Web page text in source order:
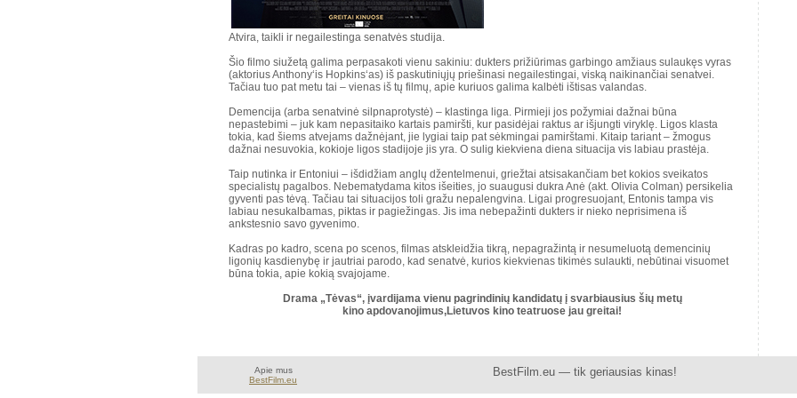
Atvira, taikli ir negailestinga senatvės studija.
Šio filmo siužetą galima perpasakoti vienu sakiniu: dukters prižiūrimas garbingo amžiaus sulaukęs vyras
(aktorius Anthony‘is Hopkins‘as) iš paskutiniųjų priešinasi negailestingai, viską naikinančiai senatvei.
Tačiau tuo pat metu tai – vienas iš tų filmų, apie kuriuos galima kalbėti ištisas valandas.
Demencija (arba senatvinė silpnaprotystė) – klastinga liga. Pirmieji jos požymiai dažnai būna
nepastebimi – juk kam nepasitaiko kartais pamiršti, kur pasidėjai raktus ar išjungti viryklę. Ligos klasta
tokia, kad šiems atvejams dažnėjant, jie lygiai taip pat sėkmingai pamirštami. Kitaip tariant – žmogus
dažnai nesuvokia, kokioje ligos stadijoje jis yra. O sulig kiekviena diena situacija vis labiau prastėja.
Taip nutinka ir Entoniui – išdidžiam anglų džentelmenui, griežtai atsisakančiam bet kokios sveikatos
specialistų pagalbos. Nebematydama kitos išeities, jo suaugusi dukra Anė (akt. Olivia Colman) persikelia
gyventi pas tėvą. Tačiau tai situacijos toli gražu nepalengvina. Ligai progresuojant, Entonis tampa vis
labiau nesukalbamas, piktas ir pagiežingas. Jis ima nebepažinti dukters ir nieko neprisimena iš
ankstesnio savo gyvenimo.
Kadras po kadro, scena po scenos, filmas atskleidžia tikrą, nepagražintą ir nesumeluotą demencinių
ligonių kasdienybę ir jautriai parodo, kad senatvė, kurios kiekvienas tikimės sulaukti, nebūtinai visuomet
būna tokia, apie kokią svajojame.
Drama „Tėvas“, įvardijama vienu pagrindinių kandidatų į svarbiausius šių metų
kino apdovanojimus,Lietuvos kino teatruose jau greitai!
Apie mus
BestFilm.eu
BestFilm.eu — tik geriausias kinas!